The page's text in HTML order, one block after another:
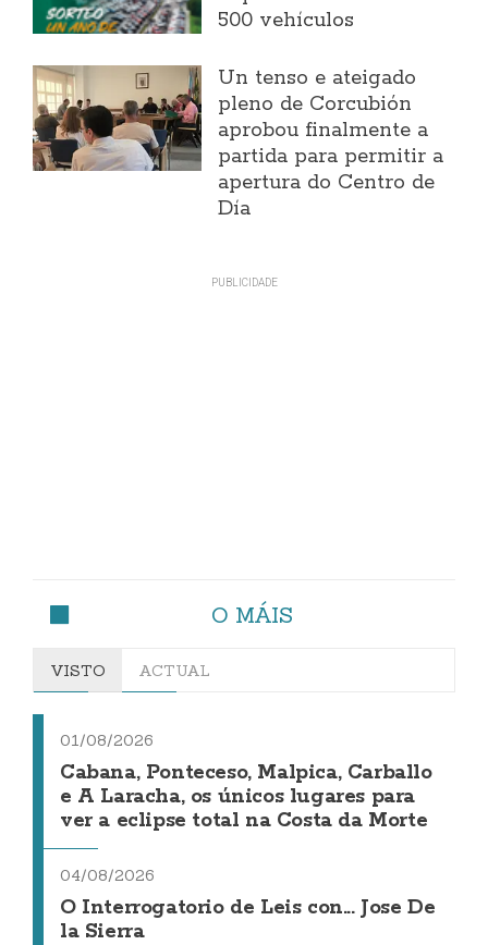
500 vehículos
Un tenso e ateigado
pleno de Corcubión
aprobou finalmente a
partida para permitir a
apertura do Centro de
Día
O MÁIS
VISTO ACTUAL
01/08/2026
Cabana, Ponteceso, Malpica, Carballo
e A Laracha, os únicos lugares para
ver a eclipse total na Costa da Morte
04/08/2026
O Interrogatorio de Leis con... Jose De
la Sierra